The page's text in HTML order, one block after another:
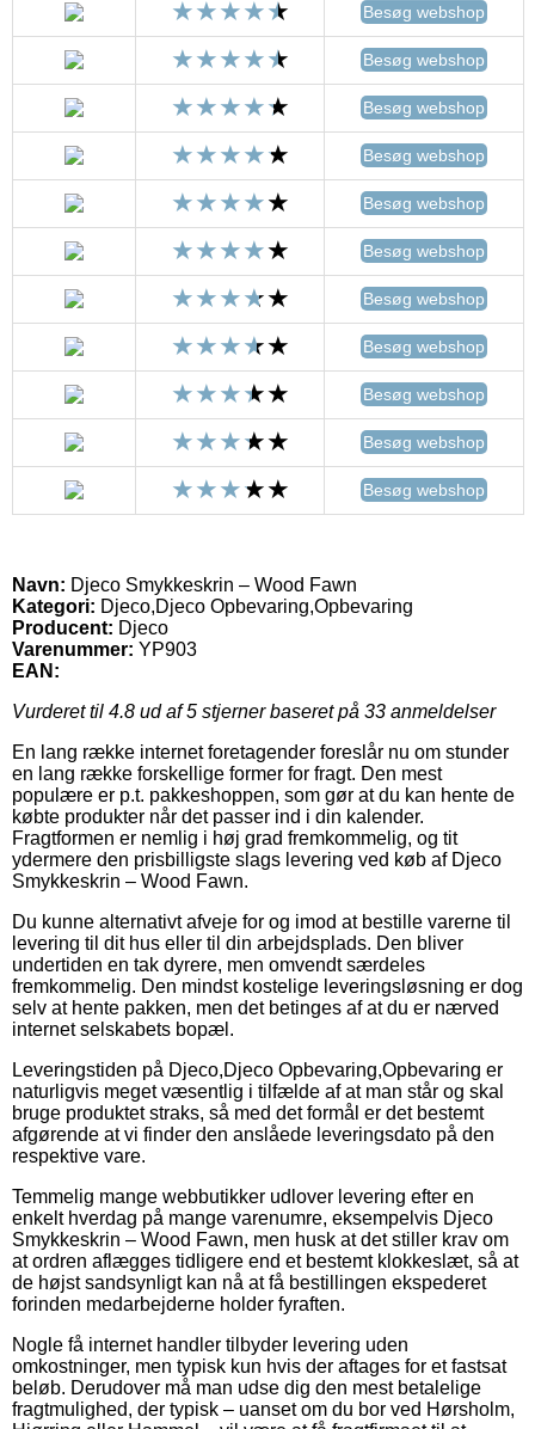
Besøg webshop
Besøg webshop
Besøg webshop
Besøg webshop
Besøg webshop
Besøg webshop
Besøg webshop
Besøg webshop
Besøg webshop
Besøg webshop
Besøg webshop
Navn: Djeco Smykkeskrin – Wood Fawn
Kategori: Djeco,Djeco Opbevaring,Opbevaring
Producent: Djeco
Varenummer: YP903
EAN:
Vurderet til 4.8 ud af 5 stjerner baseret på 33 anmeldelser
En lang række internet foretagender foreslår nu om stunder
en lang række forskellige former for fragt. Den mest
populære er p.t. pakkeshoppen, som gør at du kan hente de
købte produkter når det passer ind i din kalender.
Fragtformen er nemlig i høj grad fremkommelig, og tit
ydermere den prisbilligste slags levering ved køb af Djeco
Smykkeskrin – Wood Fawn.
Du kunne alternativt afveje for og imod at bestille varerne til
levering til dit hus eller til din arbejdsplads. Den bliver
undertiden en tak dyrere, men omvendt særdeles
fremkommelig. Den mindst kostelige leveringsløsning er dog
selv at hente pakken, men det betinges af at du er nærved
internet selskabets bopæl.
Leveringstiden på Djeco,Djeco Opbevaring,Opbevaring er
naturligvis meget væsentlig i tilfælde af at man står og skal
bruge produktet straks, så med det formål er det bestemt
afgørende at vi finder den anslåede leveringsdato på den
respektive vare.
Temmelig mange webbutikker udlover levering efter en
enkelt hverdag på mange varenumre, eksempelvis Djeco
Smykkeskrin – Wood Fawn, men husk at det stiller krav om
at ordren aflægges tidligere end et bestemt klokkeslæt, så at
de højst sandsynligt kan nå at få bestillingen ekspederet
forinden medarbejderne holder fyraften.
Nogle få internet handler tilbyder levering uden
omkostninger, men typisk kun hvis der aftages for et fastsat
beløb. Derudover må man udse dig den mest betalelige
fragtmulighed, der typisk – uanset om du bor ved Hørsholm,